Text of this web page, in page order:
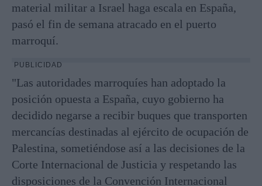
material militar a Israel haga escala en España,
pasó el fin de semana atracado en el puerto
marroquí.
PUBLICIDAD
"Las autoridades marroquíes han adoptado la
posición opuesta a España, cuyo gobierno ha
decidido negarse a recibir buques que transporten
mercancías destinadas al ejército de ocupación de
Palestina, sometiéndose así a las decisiones de la
Corte Internacional de Justicia y respetando las
disposiciones de la Convención Internacional